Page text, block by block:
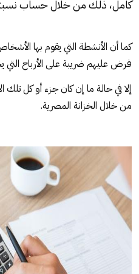
كامل، ذلك من خلال حساب
كما أن الأنشطة التي يقوم بها
فرض عليهم ضريبة على الأرباح التي
إلا في حالة ما إن كان جزء أو كل تلك
من خلال الخزانة المصرية.